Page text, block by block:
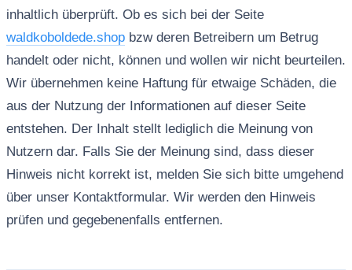
inhaltlich überprüft. Ob es sich bei der Seite
waldkoboldede.shopbzw deren Betreibern um Betrug
handelt oder nicht, können und wollen wir nicht beurteilen.
Wir übernehmen keine Haftung für etwaige Schäden, die
aus der Nutzung der Informationen auf dieser Seite
entstehen. Der Inhalt stellt lediglich die Meinung von
Nutzern dar. Falls Sie der Meinung sind, dass dieser
Hinweis nicht korrekt ist, melden Sie sich bitte umgehend
über unser Kontaktformular. Wir werden den Hinweis
prüfen und gegebenenfalls entfernen.